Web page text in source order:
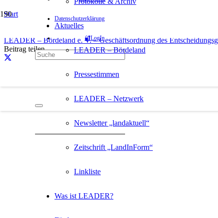
Datenschutzerklärung
🔐LogIn
Aktuelles
LEADER – Bördeland
Pressestimmen
LEADER – Netzwerk
Newsletter „landaktuell“
Zeitschrift „LandInForm“
Linkliste
Was ist LEADER?
Start
Die Lokale Aktionsgruppe
LEADER – Bördeland e. V. – Geschäftsordnung des
Beitrag teilen